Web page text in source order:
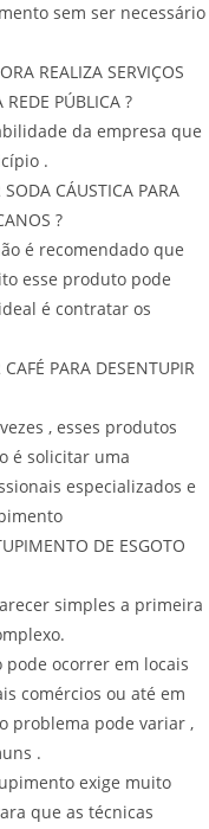
sem ser necessário
REALIZA SERVIÇOS
PÚBLICA ?
da empresa que
.
CÁUSTICA PARA
?
é recomendado que
esse produto pode
é contratar os
PARA DESENTUPIR
, esses produtos
é solicitar uma
especializados e
DE ESGOTO
simples a primeira
ocorrer em locais
comércios ou até em
problema pode variar ,
.
exige muito
que as técnicas